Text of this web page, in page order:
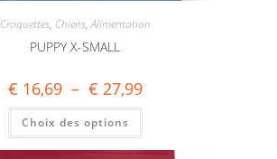
Croquettes, Chiens,Alimentation
PUPPY X-SMALL
€ 16,69 – € 27,99
Choix des options